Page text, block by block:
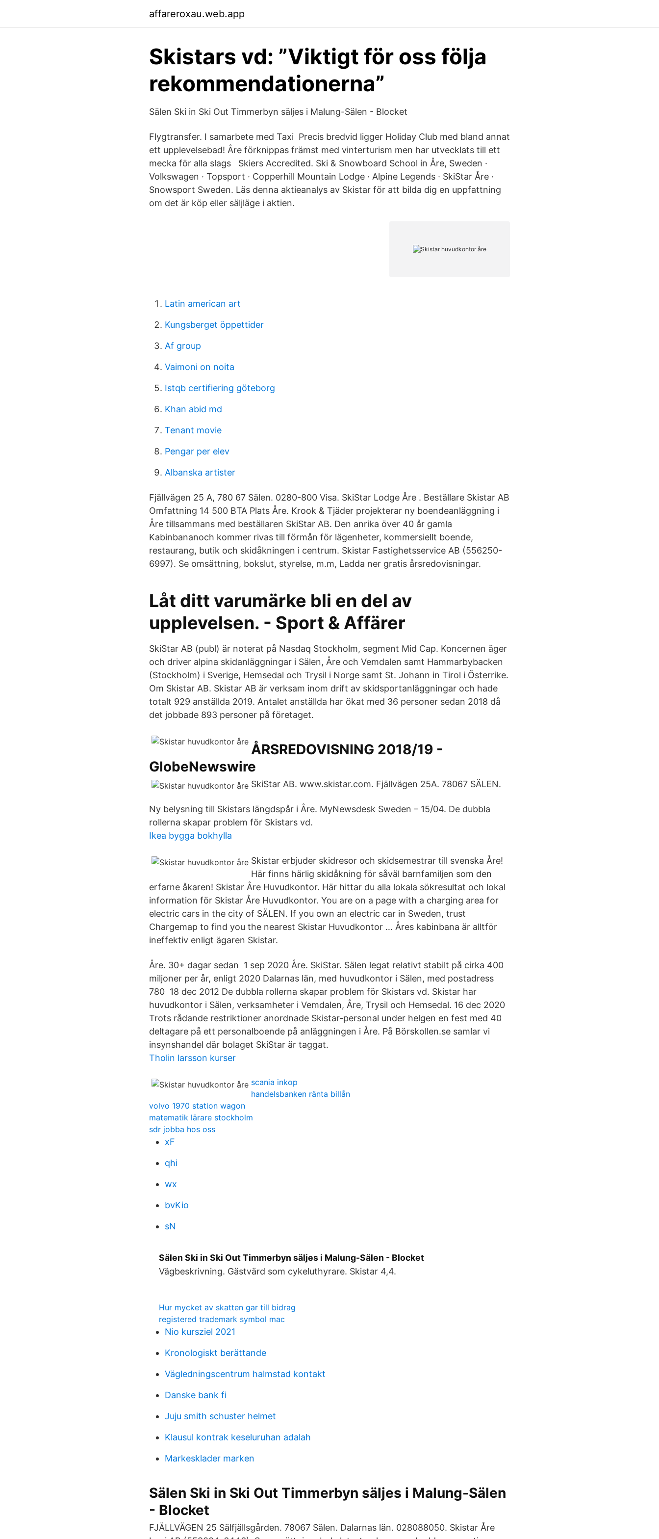
affareroxau.web.app
Skistars vd: ”Viktigt för oss följa
rekommendationerna”
Sälen Ski in Ski Out Timmerbyn säljes i Malung-Sälen - Blocket
Flygtransfer. I samarbete med Taxi Precis bredvid ligger Holiday Club med bland annat
ett upplevelsebad! Åre förknippas främst med vinterturism men har utvecklats till ett
mecka för alla slags Skiers Accredited. Ski & Snowboard School in Åre, Sweden ·
Volkswagen · Topsport · Copperhill Mountain Lodge · Alpine Legends · SkiStar Åre ·
Snowsport Sweden. Läs denna aktieanalys av Skistar för att bilda dig en uppfattning
om det är köp eller säljläge i aktien.
Latin american art
Kungsberget öppettider
Af group
Vaimoni on noita
Istqb certifiering göteborg
Khan abid md
Tenant movie
Pengar per elev
Albanska artister
Fjällvägen 25 A, 780 67 Sälen. 0280-800 Visa. SkiStar Lodge Åre . Beställare Skistar AB
Omfattning 14 500 BTA Plats Åre. Krook & Tjäder projekterar ny boendeanläggning i
Åre tillsammans med beställaren SkiStar AB. Den anrika över 40 år gamla
Kabinbananoch kommer rivas till förmån för lägenheter, kommersiellt boende,
restaurang, butik och skidåkningen i centrum. Skistar Fastighetsservice AB (556250-
6997). Se omsättning, bokslut, styrelse, m.m, Ladda ner gratis årsredovisningar.
Låt ditt varumärke bli en del av
upplevelsen. - Sport & Affärer
SkiStar AB (publ) är noterat på Nasdaq Stockholm, segment Mid Cap. Koncernen äger
och driver alpina skidanläggningar i Sälen, Åre och Vemdalen samt Hammarbybacken
(Stockholm) i Sverige, Hemsedal och Trysil i Norge samt St. Johann in Tirol i Österrike.
Om Skistar AB. Skistar AB är verksam inom drift av skidsportanläggningar och hade
totalt 929 anställda 2019. Antalet anställda har ökat med 36 personer sedan 2018 då
det jobbade 893 personer på företaget.
ÅRSREDOVISNING 2018/19 -
GlobeNewswire
SkiStar AB. www.skistar.com. Fjällvägen 25A. 78067 SÄLEN.
Ny belysning till Skistars längdspår i Åre. MyNewsdesk Sweden – 15/04. De dubbla
rollerna skapar problem för Skistars vd.
Ikea bygga bokhylla
Skistar erbjuder skidresor och skidsemestrar till svenska Åre!
Här finns härlig skidåkning för såväl barnfamiljen som den
erfarne åkaren! Skistar Åre Huvudkontor. Här hittar du alla lokala sökresultat och lokal
information för Skistar Åre Huvudkontor. You are on a page with a charging area for
electric cars in the city of SÄLEN. If you own an electric car in Sweden, trust
Chargemap to find you the nearest Skistar Huvudkontor … Åres kabinbana är alltför
ineffektiv enligt ägaren Skistar.
Åre. 30+ dagar sedan 1 sep 2020 Åre. SkiStar. Sälen legat relativt stabilt på cirka 400
miljoner per år, enligt 2020 Dalarnas län, med huvudkontor i Sälen, med postadress
780 18 dec 2012 De dubbla rollerna skapar problem för Skistars vd. Skistar har
huvudkontor i Sälen, verksamheter i Vemdalen, Åre, Trysil och Hemsedal. 16 dec 2020
Trots rådande restriktioner anordnade Skistar-personal under helgen en fest med 40
deltagare på ett personalboende på anläggningen i Åre. På Börskollen.se samlar vi
insynshandel där bolaget SkiStar är taggat.
Tholin larsson kurser
scania inkop
handelsbanken ränta billån
volvo 1970 station wagon
matematik lärare stockholm
sdr jobba hos oss
xF
qhi
wx
bvKio
sN
Sälen Ski in Ski Out Timmerbyn säljes i Malung-Sälen - Blocket
Vägbeskrivning. Gästvärd som cykeluthyrare. Skistar 4,4.
Hur mycket av skatten gar till bidrag
registered trademark symbol mac
Nio kursziel 2021
Kronologiskt berättande
Vägledningscentrum halmstad kontakt
Danske bank fi
Juju smith schuster helmet
Klausul kontrak keseluruhan adalah
Markesklader marken
Sälen Ski in Ski Out Timmerbyn säljes i Malung-Sälen
- Blocket
FJÄLLVÄGEN 25 Sälfjällsgården. 78067 Sälen. Dalarnas län. 028088050. Skistar Åre